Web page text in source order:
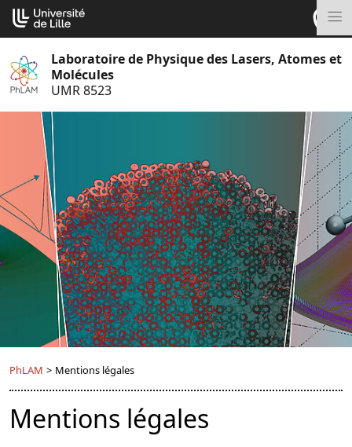
Aller
au
contenu
Laboratoire de Physique des Lasers, Atomes et
Molécules
UMR 8523
PhLAM > Mentions légales
Mentions légales
Cookies management panel